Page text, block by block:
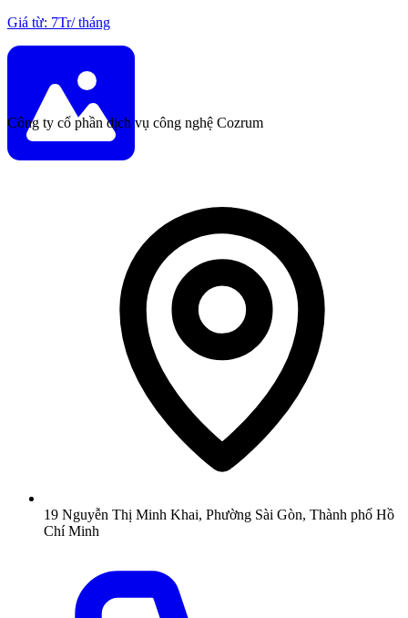
Giá từ: 7Tr/tháng
Công ty cổ phần dịch vụ công nghệ Cozrum
19 Nguyễn Thị Minh Khai, Phường Sài Gòn, Thành phố Hồ
Chí Minh